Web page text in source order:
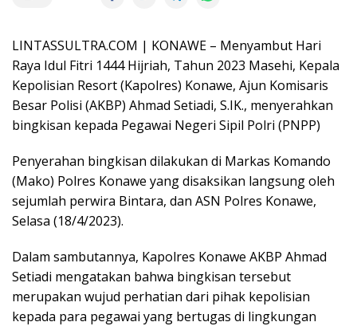
LINTASSULTRA.COM | KONAWE – Menyambut Hari
Raya Idul Fitri 1444 Hijriah, Tahun 2023 Masehi, Kepala
Kepolisian Resort (Kapolres) Konawe, Ajun Komisaris
Besar Polisi (AKBP) Ahmad Setiadi, S.IK., menyerahkan
bingkisan kepada Pegawai Negeri Sipil Polri (PNPP)
Penyerahan bingkisan dilakukan di Markas Komando
(Mako) Polres Konawe yang disaksikan langsung oleh
sejumlah perwira Bintara, dan ASN Polres Konawe,
Selasa (18/4/2023).
Dalam sambutannya, Kapolres Konawe AKBP Ahmad
Setiadi mengatakan bahwa bingkisan tersebut
merupakan wujud perhatian dari pihak kepolisian
kepada para pegawai yang bertugas di lingkungan